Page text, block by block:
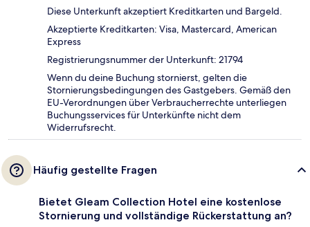
Diese Unterkunft akzeptiert Kreditkarten und Bargeld.
Akzeptierte Kreditkarten: Visa, Mastercard, American
Express
Registrierungsnummer der Unterkunft: 21794
Wenn du deine Buchung stornierst, gelten die
Stornierungsbedingungen des Gastgebers. Gemäß den
EU-Verordnungen über Verbraucherrechte unterliegen
Buchungsservices für Unterkünfte nicht dem
Widerrufsrecht.
Häufig gestellte Fragen
Bietet Gleam Collection Hotel eine kostenlose
Stornierung und vollständige Rückerstattung an?